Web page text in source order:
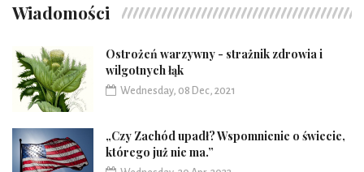
Wiadomości
Ostrożeń warzywny - strażnik zdrowia i
wilgotnych łąk
Wednesday, 08 Dec, 2021
„Czy Zachód upadł? Wspomnienie o świecie,
którego już nie ma.”